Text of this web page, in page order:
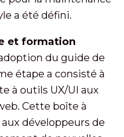
a été défini.
et formation
du guide de
étape a consisté à
à outils UX/UI aux
Cette boîte à
développeurs de